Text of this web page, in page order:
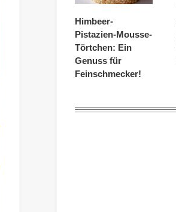
Himbeer-
Pistazien-Mousse-
Törtchen: Ein
Genuss für
Feinschmecker!